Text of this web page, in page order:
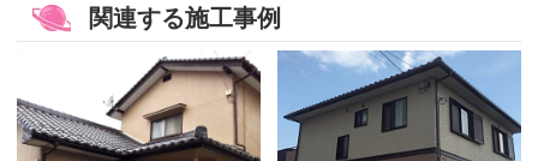
関連する施工事例